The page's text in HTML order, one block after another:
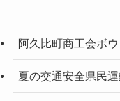
阿久比町商工会ボ
夏の交通安全県民